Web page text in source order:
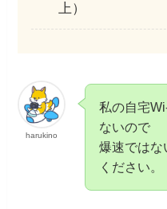
上）
harukino
私の自宅
ないので
爆速ではな
ください。